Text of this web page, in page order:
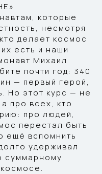
которые
несмотря
делает космос
есть и наши
Михаил
почти год: 340
— первый герой,
Но этот курс — не
про всех, кто
про людей,
перестал быть
ещё вспомнить
удерживал
суммарному